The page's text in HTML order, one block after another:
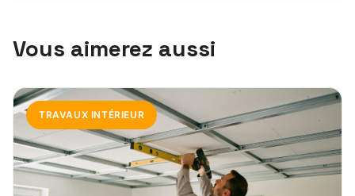
Vous aimerez aussi
TRAVAUX INTÉRIEUR